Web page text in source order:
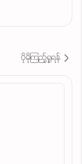
ပိုမိုကြည့်ရှုရန်